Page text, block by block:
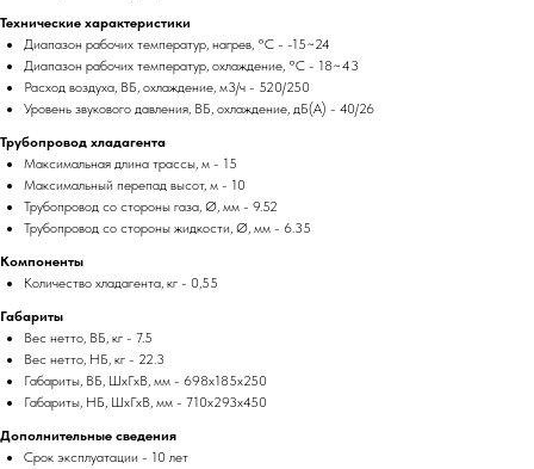
Технические характеристики
Диапазон рабочих температур, нагрев, °C - -15~24
Диапазон рабочих температур, охлаждение, °C - 18~43
Расход воздуха, ВБ, охлаждение, м3/ч - 520/250
Уровень звукового давления, ВБ, охлаждение, дБ(А) - 40/26
Трубопровод хладагента
Максимальная длина трассы, м - 15
Максимальный перепад высот, м - 10
Трубопровод со стороны газа, Ø, мм - 9.52
Трубопровод со стороны жидкости, Ø, мм - 6.35
Компоненты
Количество хладагента, кг - 0,55
Габариты
Вес нетто, ВБ, кг - 7.5
Вес нетто, НБ, кг - 22.3
Габариты, ВБ, ШхГхВ, мм - 698x185x250
Габариты, НБ, ШхГхВ, мм - 710x293x450
Дополнительные сведения
Срок эксплуатации - 10 лет